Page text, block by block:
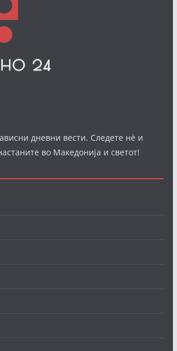
дневни вести. Следете нè и
во Македонија и светот!